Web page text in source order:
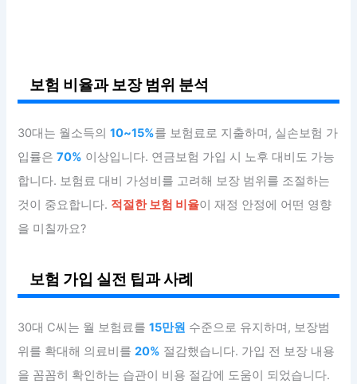
보험 비율과 보장 범위 분석
30대는 월소득의10~15%를 보험료로 지출하며, 실손보험 가
입률은70% 이상입니다. 연금보험 가입 시 노후 대비도 가능
합니다. 보험료 대비 가성비를 고려해 보장 범위를 조절하는
것이 중요합니다. 적절한 보험 비율이 재정 안정에 어떤 영향
을 미칠까요?
보험 가입 실전 팁과 사례
30대 C씨는 월 보험료를15만원 수준으로 유지하며, 보장범
위를 확대해 의료비를20% 절감했습니다. 가입 전 보장 내용
을 꼼꼼히 확인하는 습관이 비용 절감에 도움이 되었습니다.